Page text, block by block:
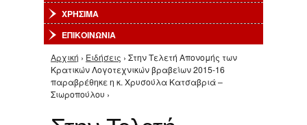
ΧΡΗΣΙΜΑ
ΕΠΙΚΟΙΝΩΝΙΑ
Είστε εδώ
Αρχική › Ειδήσεις › Στην Τελετή Απονομής των
Κρατικών Λογοτεχνικών βραβείων 2015-16
παραβρέθηκε η κ. Χρυσούλα Κατσαβριά –
Σιωροπούλου ›